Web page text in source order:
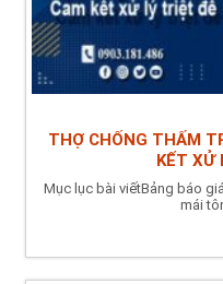
THỢ CHỐNG THẤM
KẾT XỬ
Mục lục bài viếtBảng báo
mái